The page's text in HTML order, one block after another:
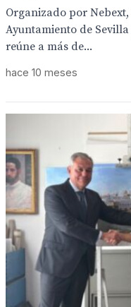
Organizado por
Ayuntamiento de
reúne a más de...
hace 10 meses